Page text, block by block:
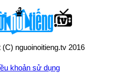
(C) nguoinoitieng.tv 2016
khoản sử dụng